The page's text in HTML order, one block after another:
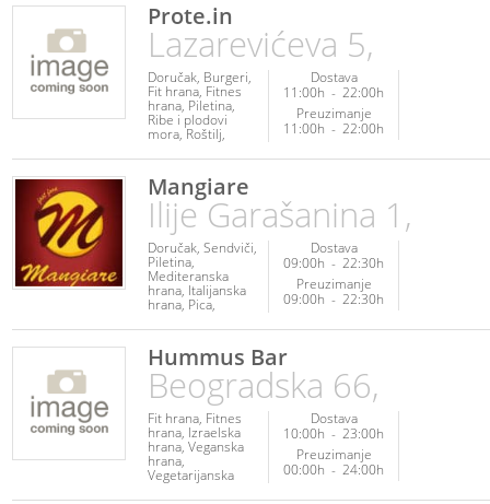
Prote.in
Lazarevićeva 5,
Doručak Burgeri
Fit hrana Fitnes
hrana Piletina
Ribe i plodovi
mora Roštilj
Poslastice Napici
Dostava
11:00h - 22:00h
Preuzimanje
11:00h - 22:00h
Mangiare
Ilije Garašanina 1,
Doručak Sendviči
Piletina
Mediteranska
hrana Italijanska
hrana Pica
Fit hrana Kuvana
jela
Posna hrana Ribe
i plodovi mora
Srpska hrana
Veganska hrana
Vegetarijanska
hrana
Dostava
09:00h - 22:30h
Preuzimanje
09:00h - 22:30h
Hummus Bar
Beogradska 66,
Fit hrana Fitnes
hrana Izraelska
hrana Veganska
hrana
Vegetarijanska
hrana
Dostava
10:00h - 23:00h
Preuzimanje
00:00h - 24:00h